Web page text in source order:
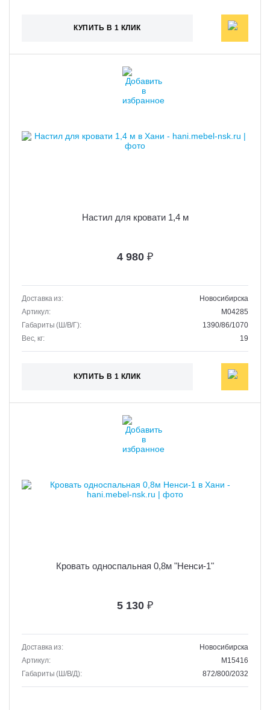
КУПИТЬ В 1 КЛИК
Настил для кровати 1,4 м
4 980 ₽
Доставка из:
Новосибирска
Артикул:
M04285
Габариты (Ш/В/Г):
1390/86/1070
Вес, кг:
19
КУПИТЬ В 1 КЛИК
Кровать односпальная 0,8м "Ненси-1"
5 130 ₽
Доставка из:
Новосибирска
Артикул:
M15416
Габариты (Ш/В/Д):
872/800/2032